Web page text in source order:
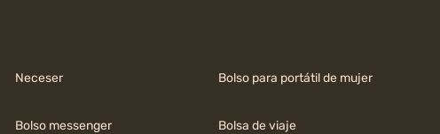
Neceser Bolso para portátil de mujer
Bolso messenger
Bolsa de viaje